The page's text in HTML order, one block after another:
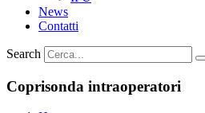
News
Contatti
Search
Coprisonda intraoperatori